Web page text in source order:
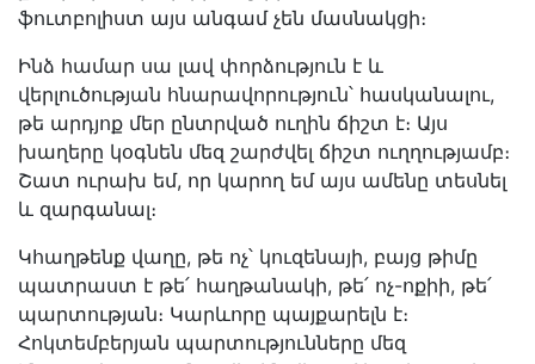
ֆուտբոլիստ այս անգամ չեն մասնակցի։
Ինձ համար սա լավ փորձություն է և
վերլուծության հնարավորություն՝ հասկանալու,
թե արդյոք մեր ընտրված ուղին ճիշտ է։ Այս
խաղերը կօգնեն մեզ շարժվել ճիշտ ուղղությամբ։
Շատ ուրախ եմ, որ կարող եմ այս ամենը տեսնել
և զարգանալ։
Կհաղթենք վաղը, թե ոչ՝ կուզենայի, բայց թիմը
պատրաստ է թե՛ հաղթանակի, թե՛ ոչ-ոքիի, թե՛
պարտության։ Կարևորը պայքարելն է։
Հոկտեմբերյան պարտությունները մեզ